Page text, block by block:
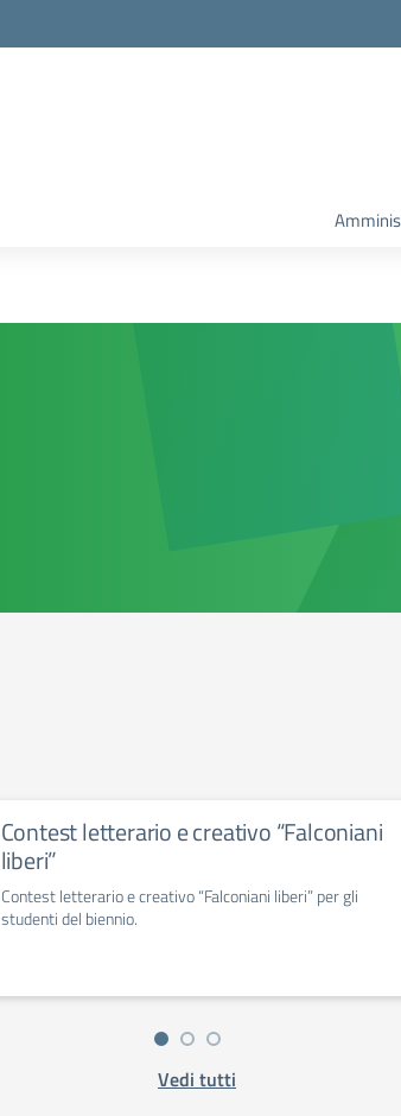
Contest letterario e creativo “Falconiani
liberi”
Contest letterario e creativo “Falconiani liberi” per gli
studenti del biennio.
Vedi tutti